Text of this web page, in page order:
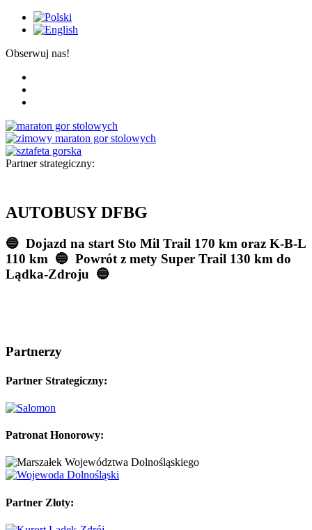
Obserwuj nas!
Partner strategiczny:
AUTOBUSY DFBG
🔵 Dojazd na start Sto Mil Trail 170 km oraz K-B-L
110 km 🔵 Powrót z mety Super Trail 130 km do
Lądka-Zdroju 🔵
Partnerzy
Partner Strategiczny:
Patronat Honorowy:
Partner Złoty: